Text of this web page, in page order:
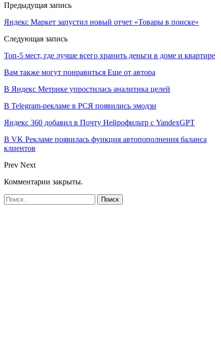
Предыдущая запись
Яндекс Маркет запустил новый отчет «Товары в поиске»
Следующая запись
Топ-5 мест, где лучше всего хранить деньги в доме и квартире
Вам также могут понравиться Еще от автора
В Яндекс Метрике упростилась аналитика целей
В Telegram-рекламе в РСЯ появились эмодзи
Яндекс 360 добавил в Почту Нейрофильтр с YandexGPT
В VK Рекламе появилась функция автопополнения баланса
клиентов
Prev Next
Комментарии закрыты.